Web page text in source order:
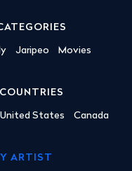
Jaripeo Movies
United States Canada
ARTIST